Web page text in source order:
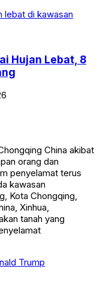
Hujan Lebat, 8
China akibat
orang dan
penyelamat terus
kawasan
Kota Chongqing,
Xinhua,
tanah yang